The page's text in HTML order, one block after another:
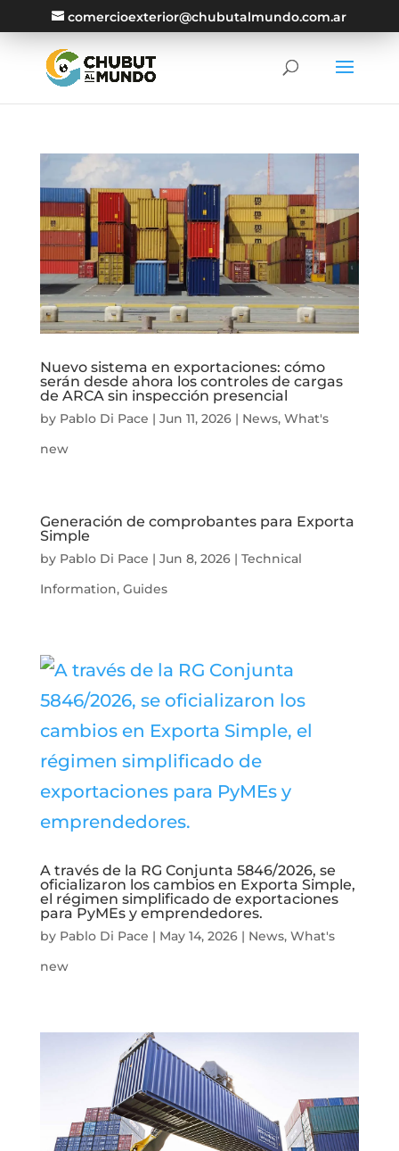
comercioexterior@chubutalmundo.com.ar
Nuevo sistema en exportaciones: cómo
serán desde ahora los controles de cargas
de ARCA sin inspección presencial
by Pablo Di Pace | Jun 11, 2026| News, What's
new
Generación de comprobantes para Exporta
Simple
by Pablo Di Pace | Jun 8, 2026| Technical
Information, Guides
A través de la RG Conjunta 5846/2026, se
oficializaron los cambios en Exporta Simple,
el régimen simplificado de exportaciones
para PyMEs y emprendedores.
by Pablo Di Pace | May 14, 2026| News, What's
new